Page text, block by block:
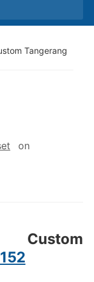
Tangerang
on